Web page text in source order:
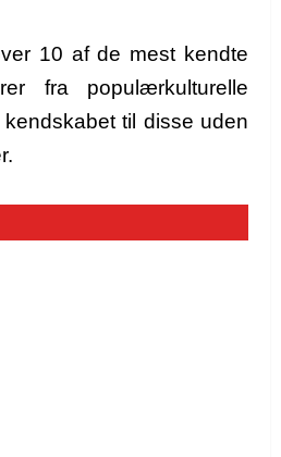
10 af de mest kendte
fra populærkulturelle
til disse uden